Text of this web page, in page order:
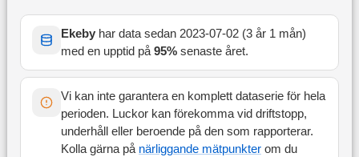
Ekebyhar data sedan 2023-07-02(3 år 1 mån)
med en upptid på95% senaste året.
Vi kan inte garantera en komplett dataserie för hela
perioden. Luckor kan förekomma vid driftstopp,
underhåll eller beroende på den som rapporterar.
Kolla gärna på närliggande mätpunkterom du